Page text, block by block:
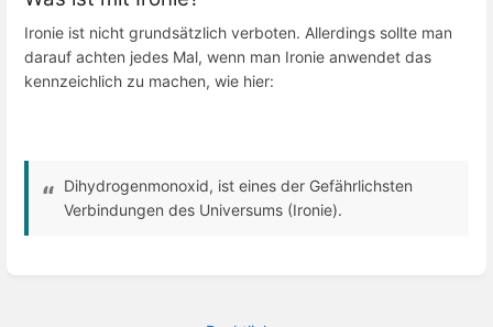
Ironie ist nicht grundsätzlich verboten. Allerdings sollte man
darauf achten jedes Mal, wenn man Ironie anwendet das
kennzeichlich zu machen, wie hier:
Dihydrogenmonoxid, ist eines der Gefährlichsten
Verbindungen des Universums (Ironie).